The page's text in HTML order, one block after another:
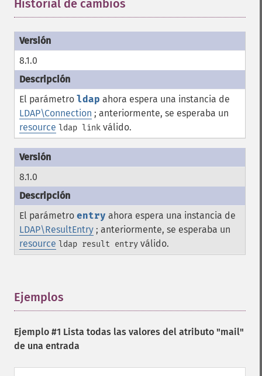
Historial de cambios
8.1.0
El parámetro ldap ahora espera una instancia de
LDAP\Connection ; anteriormente, se esperaba un
resource ldap link válido.
8.1.0
El parámetro entry ahora espera una instancia de
LDAP\ResultEntry ; anteriormente, se esperaba un
resource ldap result entry válido.
Ejemplos
Ejemplo #1 Lista todas las valores del atributo "mail"
de una entrada